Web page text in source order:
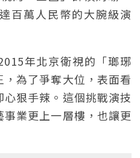
百萬人民幣的大腕級演
年北京衛視的「瑯琊
為了爭奪大位，表面看
狠手辣。這個挑戰演技
業更上一層樓，也讓更